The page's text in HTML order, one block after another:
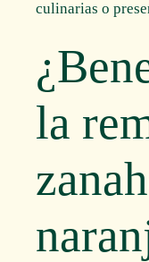
culinarias o
la